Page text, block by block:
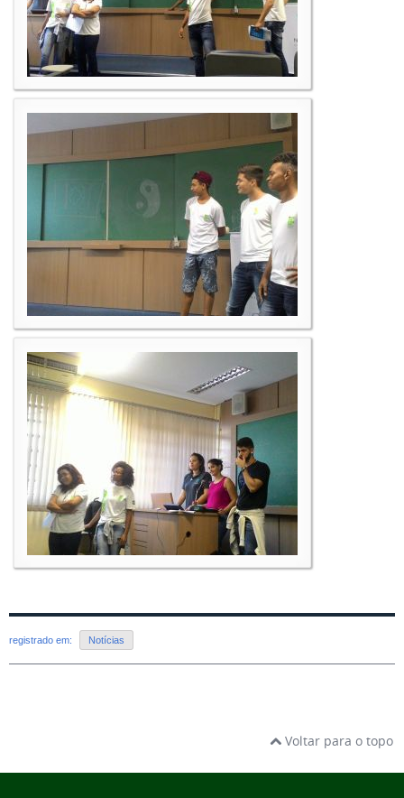
registrado em: Notícias
Voltar para o topo